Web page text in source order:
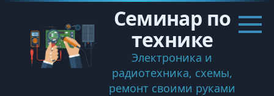
Перейти
контенту
Семинар по
технике
Электроника и
радиотехника, схемы,
ремонт своими руками